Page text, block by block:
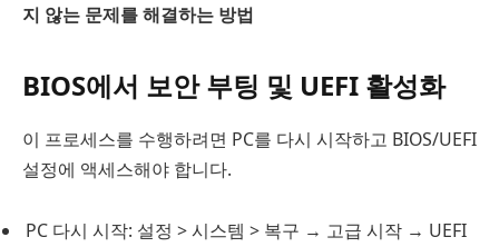
지 않는 문제를 해결하는 방법
BIOS에서 보안 부팅 및 UEFI 활성화
이 프로세스를 수행하려면 PC를 다시 시작하고 BIOS/UEFI
설정에 액세스해야 합니다.
PC 다시 시작: 설정 > 시스템 > 복구 → 고급 시작 → UEFI